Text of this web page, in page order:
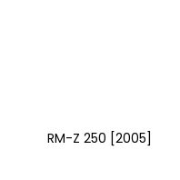
RM-Z 250 [2005]